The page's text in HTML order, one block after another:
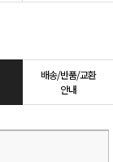
배송/반품/교환
안내